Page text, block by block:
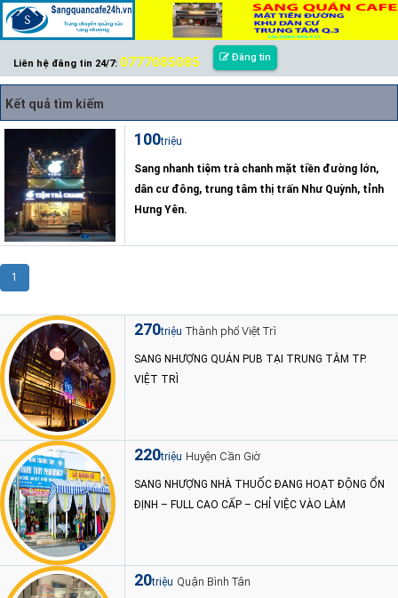
Liên hệ đăng tin 24/7: 0777085085 Đăng tin
Kết quả tìm kiếm
100triệu
Sang nhanh tiệm trà chanh mặt tiền đường lớn,
dân cư đông, trung tâm thị trấn Như Quỳnh, tỉnh
Hưng Yên.
1
270triệu Thành phố Việt Trì
SANG NHƯỢNG QUÁN PUB TẠI TRUNG TÂM TP.
VIỆT TRÌ
220triệu Huyện Cần Giờ
SANG NHƯỢNG NHÀ THUỐC ĐANG HOẠT ĐỘNG ỔN
ĐỊNH – FULL CAO CẤP – CHỈ VIỆC VÀO LÀM
20triệu Quận Bình Tân